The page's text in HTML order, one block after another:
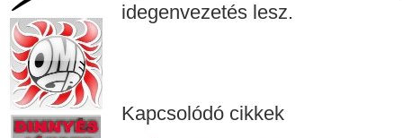
idegenvezetés lesz.
Kapcsolódó cikkek